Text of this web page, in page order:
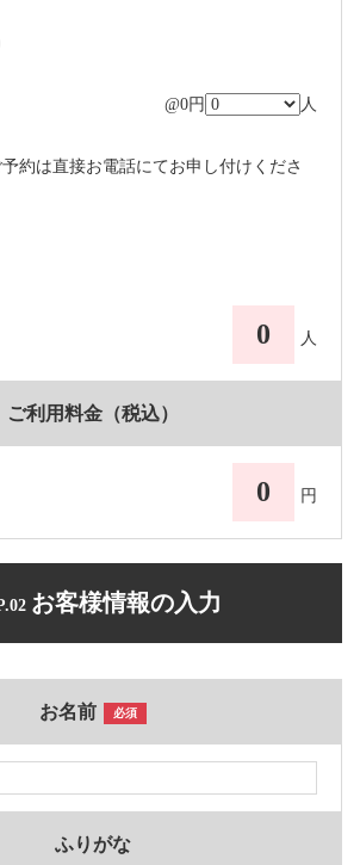
@0円 人
約は直接お電話にてお申し付けくださ
0 人
ご利用料金（税込）
0 円
お客様情報の入力
お名前 必須
ふりがな